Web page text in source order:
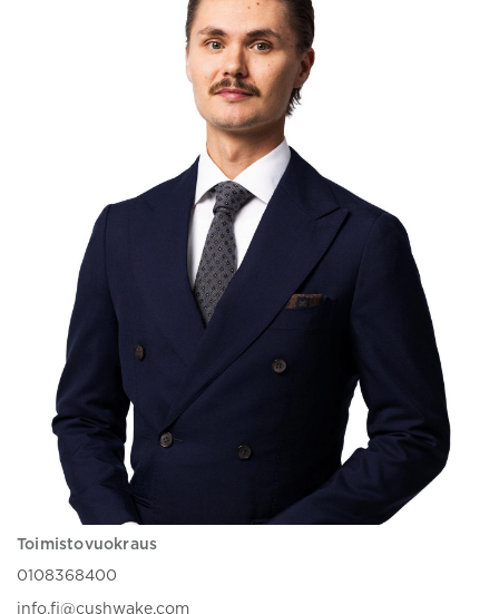
Toimistovuokraus
0108368400
info.fi@cushwake.com